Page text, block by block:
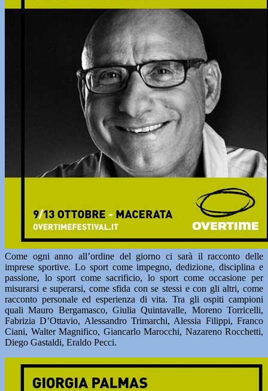
Come ogni anno all’ordine del giorno ci sarà il racconto delle
imprese sportive. Lo sport come impegno, dedizione, disciplina e
passione, lo sport come sacrificio, lo sport come occasione per
misurarsi e superarsi, come sfida con se stessi e con gli altri, come
racconto personale ed esperienza di vita. Tra gli ospiti campioni
quali Mauro Bergamasco, Giulia Quintavalle, Moreno Torricelli,
Fabrizia D’Ottavio, Alessandro Trimarchi, Alessia Filippi, Franco
Ciani, Walter Magnifico, Giancarlo Marocchi, Nazareno Rocchetti,
Diego Gastaldi, Eraldo Pecci.